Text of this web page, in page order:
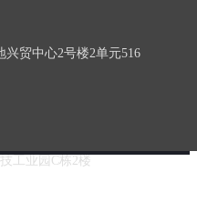
贸中心2号楼2单元516
工业园C栋2楼